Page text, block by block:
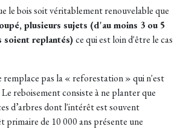
le bois soit véritablement renouvelable que
plusieurs sujets (d'au moins 3 ou 5
soient replantés)ce qui est loin d'être le cas
remplace pas la « reforestation » qui n'est
reboisement consiste à ne planter que
d’arbres dont l'intérêt est souvent
primaire de 10 000 ans présente une